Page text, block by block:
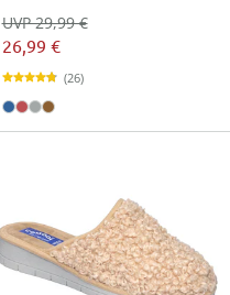
26,99 €
UVP 29,99 €
(26)